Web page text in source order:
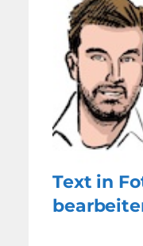
Text in